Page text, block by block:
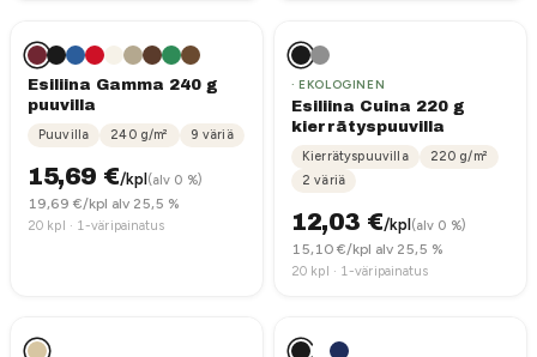
Esiliina Gamma 240 g
puuvilla
Puuvilla 240g/m² 9 väriä
15,69€/kpl (alv 0 %)
19,69 €/kpl alv 25,5 %
20 kpl · 1-väripainatus
· EKOLOGINEN
Esiliina Cuina 220 g
kierrätyspuuvilla
Kierrätyspuuvilla 220 g/m²
2 väriä
12,03€/kpl (alv 0 %)
15,10 €/kpl alv 25,5 %
20 kpl · 1-väripainatus